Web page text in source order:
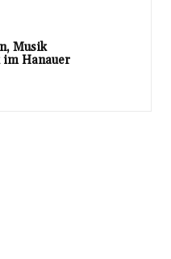
Musik
im Hanauer